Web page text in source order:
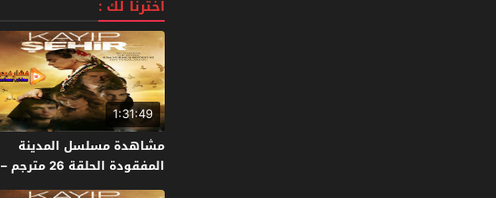
اخترنا لك :
1:31:49
مشاهدة مسلسل المدينة
المفقودة الحلقة 26 مترجم –
الاخيرة